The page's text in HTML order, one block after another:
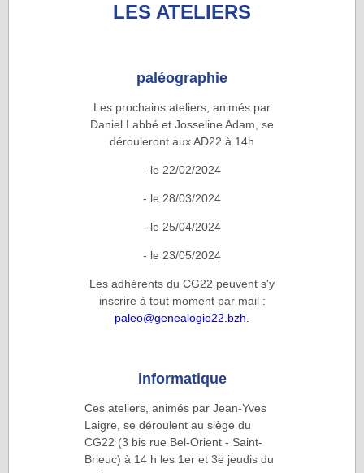
LES ATELIERS
paléographie
Les prochains ateliers, animés par
Daniel Labbé et Josseline Adam, se
dérouleront aux AD22 à 14h
- le 22/02/2024
- le 28/03/2024
- le 25/04/2024
- le 23/05/2024
Les adhérents du CG22 peuvent s'y
inscrire à tout moment par mail :
paleo@genealogie22.bzh.
informatique
Ces ateliers, animés par Jean-Yves
Laigre, se déroulent au siège du
CG22 (3 bis rue Bel-Orient - Saint-
Brieuc) à 14 h les 1er et 3e jeudis du